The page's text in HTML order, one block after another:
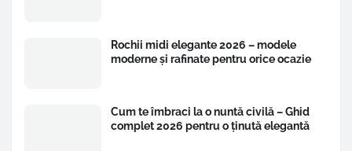
Rochii midi elegante 2026 – modele
moderne și rafinate pentru orice ocazie
Cum te îmbraci la o nuntă civilă – Ghid
complet 2026 pentru o ținută elegantă